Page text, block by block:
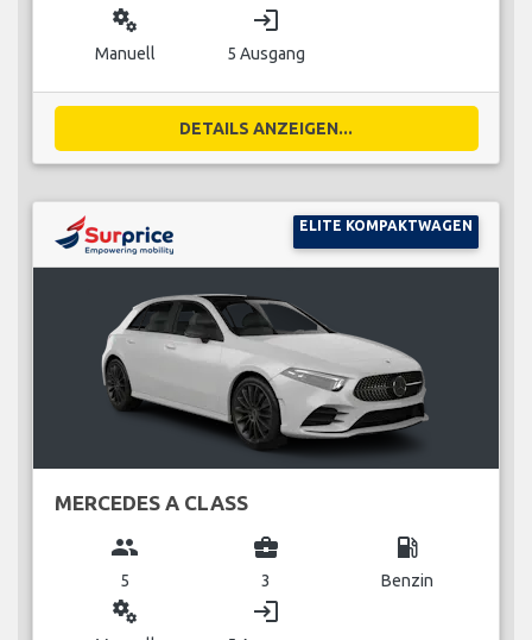
miscellaneous_services
Manuell
login
5 Ausgang
DETAILS ANZEIGEN...
ELITE KOMPAKTWAGEN
MERCEDES A CLASS
group
5
business_center
3
local_gas_station
Benzin
miscellaneous_services login